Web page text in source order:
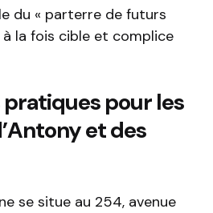
du « parterre de futurs
à la fois cible et complice
pour les
et des
se situe au 254, avenue